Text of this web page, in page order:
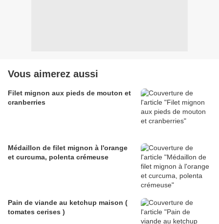
Vous aimerez aussi
Filet mignon aux pieds de mouton et
cranberries
Médaillon de filet mignon à l'orange
et curcuma, polenta crémeuse
Pain de viande au ketchup maison (
tomates cerises )